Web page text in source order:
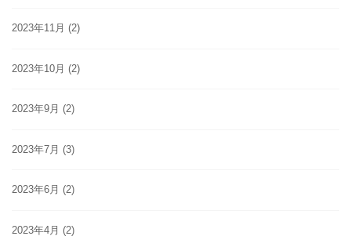
2023年11月 (2)
2023年10月 (2)
2023年9月 (2)
2023年7月 (3)
2023年6月 (2)
2023年4月 (2)